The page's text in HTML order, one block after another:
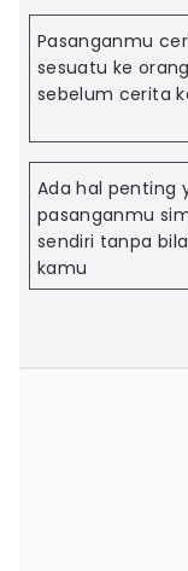
Pasanganmu
sesuatu ke
sebelum cerita
Ada hal penting
pasanganmu
sendiri tanpa
kamu